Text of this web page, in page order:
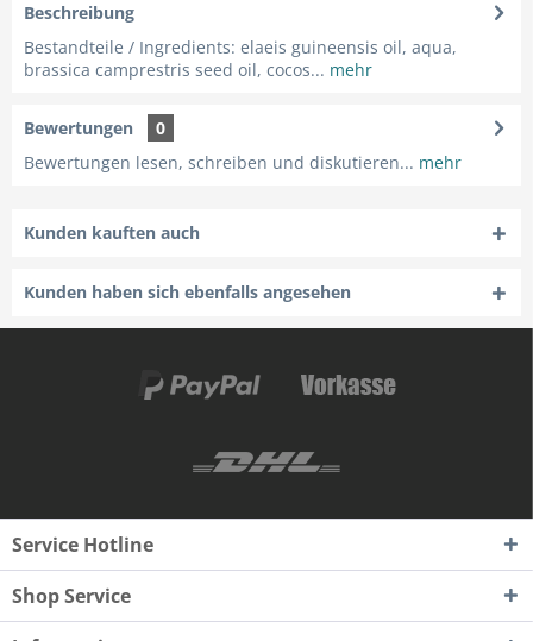
Beschreibung
Bestandteile / Ingredients: elaeis guineensis oil, aqua,
brassica camprestris seed oil, cocos... mehr
Bewertungen
0
Bewertungen lesen, schreiben und diskutieren... mehr
Kunden kauften auch
Kunden haben sich ebenfalls angesehen
Service Hotline
Shop Service